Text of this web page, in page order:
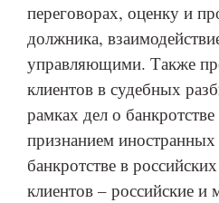
переговорах, оценку и
должника,
управляющими. Также
клиентов в судебных
рамках дел о
признанием
банкротстве в
клиентов – российские